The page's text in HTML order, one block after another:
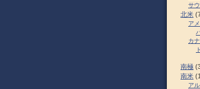
サ
北米
ア
カ
南極
南米
ア